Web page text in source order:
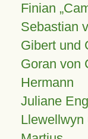
Finian
Sebastian
Gibert und
Goran von
Hermann
Juliane
Llewellwyn